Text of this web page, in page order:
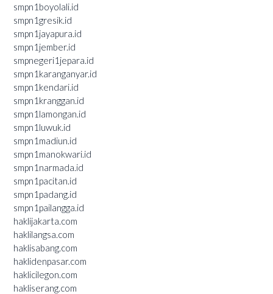
smpn1boyolali.id
smpn1gresik.id
smpn1jayapura.id
smpn1jember.id
smpnegeri1jepara.id
smpn1karanganyar.id
smpn1kendari.id
smpn1kranggan.id
smpn1lamongan.id
smpn1luwuk.id
smpn1madiun.id
smpn1manokwari.id
smpn1narmada.id
smpn1pacitan.id
smpn1padang.id
smpn1pailangga.id
haklijakarta.com
haklilangsa.com
haklisabang.com
haklidenpasar.com
haklicilegon.com
hakliserang.com